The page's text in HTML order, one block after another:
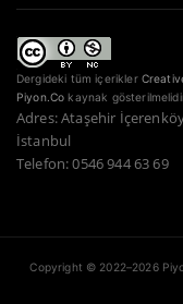
Dergideki tüm içerikler
Piyon.Co kaynak
Adres: Ataşehir
İstanbul
Telefon: 0546 944 63 69
Copyright © 2022–2026